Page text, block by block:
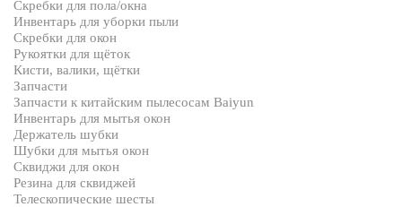
Скребки для пола/окна
Инвентарь для уборки пыли
Скребки для окон
Рукоятки для щёток
Кисти, валики, щётки
Запчасти
Запчасти к китайским пылесосам Baiyun
Инвентарь для мытья окон
Держатель шубки
Шубки для мытья окон
Сквиджи для окон
Резина для сквиджей
Телескопические шесты